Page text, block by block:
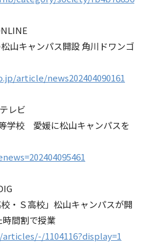
山キャンパス開設 角川ドワンゴ
article/news202404090161
レビ
学校 愛媛に松山キャンパスを
・Ｓ高校」松山キャンパスが開
間割で授業
1104116?display=1